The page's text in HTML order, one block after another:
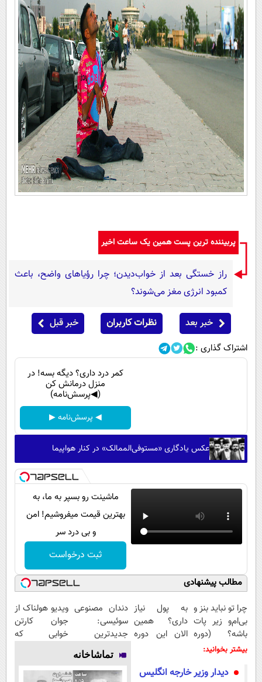
پربیننده ترین پست همین یک ساعت اخیر
راز خستگی بعد از خواب‌دیدن؛ چرا رؤیاهای واضح، باعث
کمبود انرژی مغز می‌شوند؟
خبر بعد نظرات کاربران خبر قبل
اشتراک گذاری :
کمر درد داری؟ دیگه بسه! در
منزل درمانش کن
(◀پرسش‌نامه)
◀ پرسش‌نامه ▶
عکس یادگاری «مستوفی‌الممالک» در کنار هواپیما
ماشینت رو بسپر به ما، به
بهترین قیمت میفروشیم! امن
و بی درد سر
ثبت درخواست
مطالب پیشنهادی
چرا تو نباید بنز و
بی‌ام‌و زیر پات
باشه؟ (دوره
رایگان درآمد
به پول نیاز
داری؟ همین
الان این دوره
نشده!
دندان مصنوعی
سوئیسی:
جدیدترین
فناوری اروپا،
سبک و مقاوم |
پرداخت قسطی
ویدیو هولناک از
جوان کارتن
خوابی که
بیشتر بخوانید:
دیدار وزیر خارجه انگلیس
تماشاخانه